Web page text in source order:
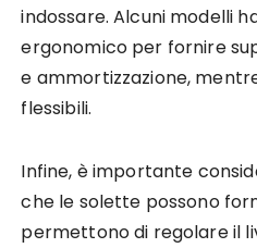
indossare. Alcuni modelli
ergonomico per fornire
e ammortizzazione,
flessibili.
Infine, è importante
che le solette possono
permettono di regolare il